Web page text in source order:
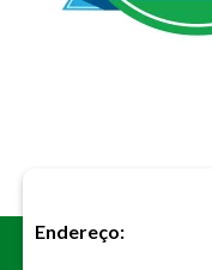
Endereço: